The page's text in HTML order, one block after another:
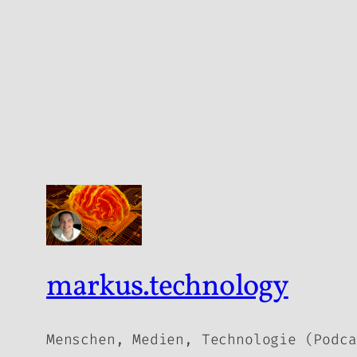
markus.technology
Menschen, Medien, Technologie